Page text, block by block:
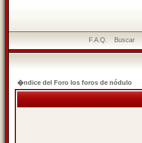
F.A.Q. Buscar
�ndice del Foro los foros de nódulo